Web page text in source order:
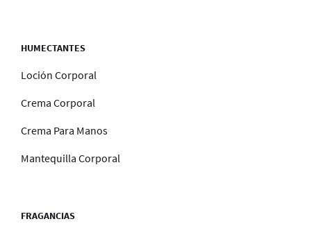
HUMECTANTES
Loción Corporal
Crema Corporal
Crema Para Manos
Mantequilla Corporal
FRAGANCIAS